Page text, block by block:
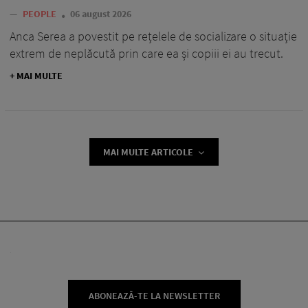
— PEOPLE 06 august 2026
Anca Serea a povestit pe rețelele de socializare o situație
extrem de neplăcută prin care ea și copiii ei au trecut.
+ MAI MULTE
MAI MULTE ARTICOLE
ABONEAZĂ-TE LA NEWSLETTER